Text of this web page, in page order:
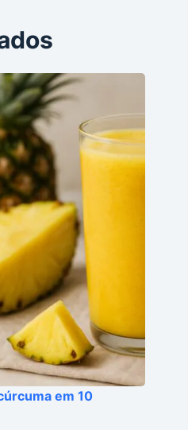
em 10